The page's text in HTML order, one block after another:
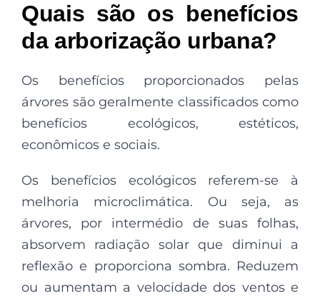
Quais são os benefícios
da arborização urbana?
Os benefícios proporcionados pelas
árvores são geralmente classificados como
benefícios ecológicos, estéticos,
econômicos e sociais.
Os benefícios ecológicos referem-se à
melhoria microclimática. Ou seja, as
árvores, por intermédio de suas folhas,
absorvem radiação solar que diminui a
reflexão e proporciona sombra. Reduzem
ou aumentam a velocidade dos ventos e